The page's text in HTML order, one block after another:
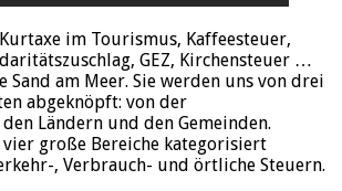
im Tourismus, Kaffeesteuer,
GEZ, Kirchensteuer …
Sand am Meer. Sie werden uns von drei
abgeknöpft: von der
Ländern und den Gemeinden.
große Bereiche kategorisiert
, Verbrauch- und örtliche Steuern.